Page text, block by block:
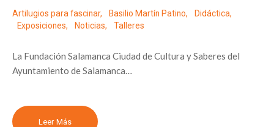
Artilugios para fascinar, Basilio Martín Patino, Didáctica,
Exposiciones, Noticias, Talleres
La Fundación Salamanca Ciudad de Cultura y Saberes del
Ayuntamiento de Salamanca…
Leer Más